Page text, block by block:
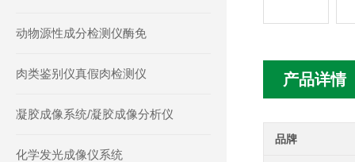
产品详情
品牌
动物源性成分检测仪酶免
肉类鉴别仪真假肉检测仪
凝胶成像系统/凝胶成像分析仪
化学发光成像仪系统